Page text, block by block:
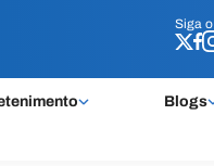
Siga o
Blogs
Siga o